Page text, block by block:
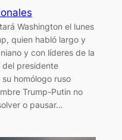
Washington el lunes
quien habló largo y
y con líderes de la
del presidente
homólogo ruso
Trump-Putin no
o pausar…